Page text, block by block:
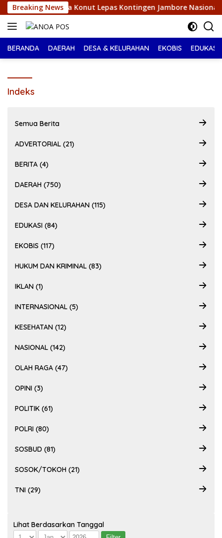
Langsung
ke
konten
Breaking News
Pramuka Konut Lepas Kontingen Jambore Nasional XII
BERANDA DAERAH DESA & KELURAHAN EKOBIS EDUKASI
Indeks
Semua Berita
ADVERTORIAL (21)
BERITA (4)
DAERAH (750)
DESA DAN KELURAHAN (115)
EDUKASI (84)
EKOBIS (117)
HUKUM DAN KRIMINAL (83)
IKLAN (1)
INTERNASIONAL (5)
KESEHATAN (12)
NASIONAL (142)
OLAH RAGA (47)
OPINI (3)
POLITIK (61)
POLRI (80)
SOSBUD (81)
SOSOK/TOKOH (21)
TNI (29)
Lihat Berdasarkan Tanggal